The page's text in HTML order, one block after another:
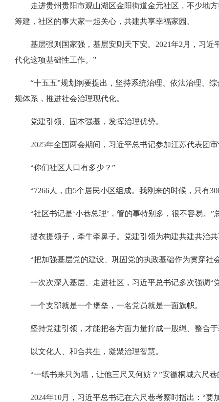
走进贵州贵阳市观山湖区金阳街道金元社区，不少地
筹建，社区的事大家一起关心，共建共享幸福家园。
基层强则国家强，基层安则天下安。2021年2月，习
代化这项基础性工作。”
“十五五”规划纲要提出，坚持系统治理、依法治理、
规体系，推进社会治理现代化。
党建引领、固本强基，发挥治理优势。
2025年全国两会期间，习近平总书记参加江苏代表团
“你们社区人口有多少？”
“7266人，由5个居民小区组成。我刚来的时候，只有
“社区书记是‘小巷总理’，管的事特别多，很不容易。”
提衣提领子，牵牛牵鼻子。党建引领为构建共建共治
“把加强基层党的建设、巩固党的执政基础作为贯穿社
一次次深入基层、走进社区，习近平总书记多次强调“
一个支部就是一个堡垒，一名党员就是一面旗帜。
坚持党建引领，才能把各方面力量拧成一股绳、整合
以文化人、和合共生，凝聚治理智慧。
“一纸书来只为墙，让他三尺又何妨？”安徽桐城六尺
2024年10月，习近平总书记在六尺巷考察时指出：“